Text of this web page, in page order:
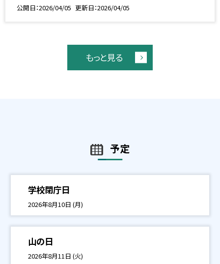
公開日 2026/04/05 更新日 2026/04/05
もっと見る
予定
学校閉庁日
2026年8月10日 (月)
山の日
2026年8月11日 (火)